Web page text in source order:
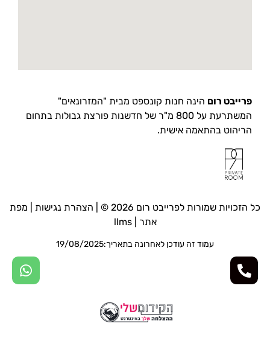
פרייבט רום הינה חנות קונספט מבית "המזרונאים"
המשתרעת על 800 מ"ר של חדשנות פורצת גבולות בתחום
הריהוט בהתאמה אישית.
כל הזכויות שמורות לפרייבט רום 2026 © | הצהרת נגישות
מפת
אתר |
llms
עמוד זה עודכן לאחרונה בתאריך:19/08/2025